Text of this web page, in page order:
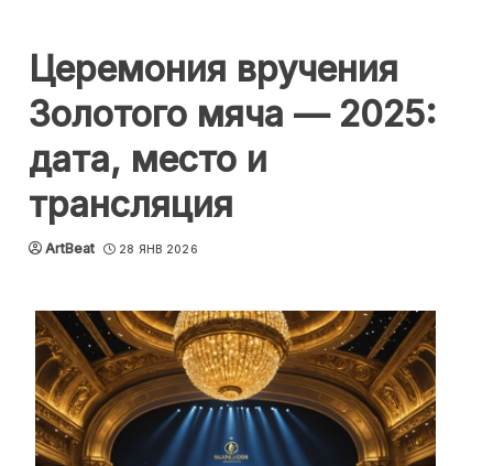
Церемония вручения
Золотого мяча — 2025:
дата, место и
трансляция
ArtBeat 28 ЯНВ 2026